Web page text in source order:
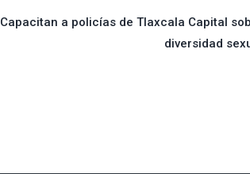
Capacitan a policías de Tlaxcala Capital
diversidad